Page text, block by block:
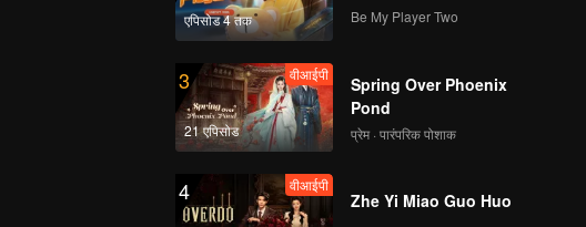
एपिसोड 4 तक Be My Player Two
3
21 एपिसोड
वीआईपी
Spring Over Phoenix
Pond
प्रेम · पारंपरिक पोशाक
4 वीआईपी
Zhe Yi Miao Guo Huo